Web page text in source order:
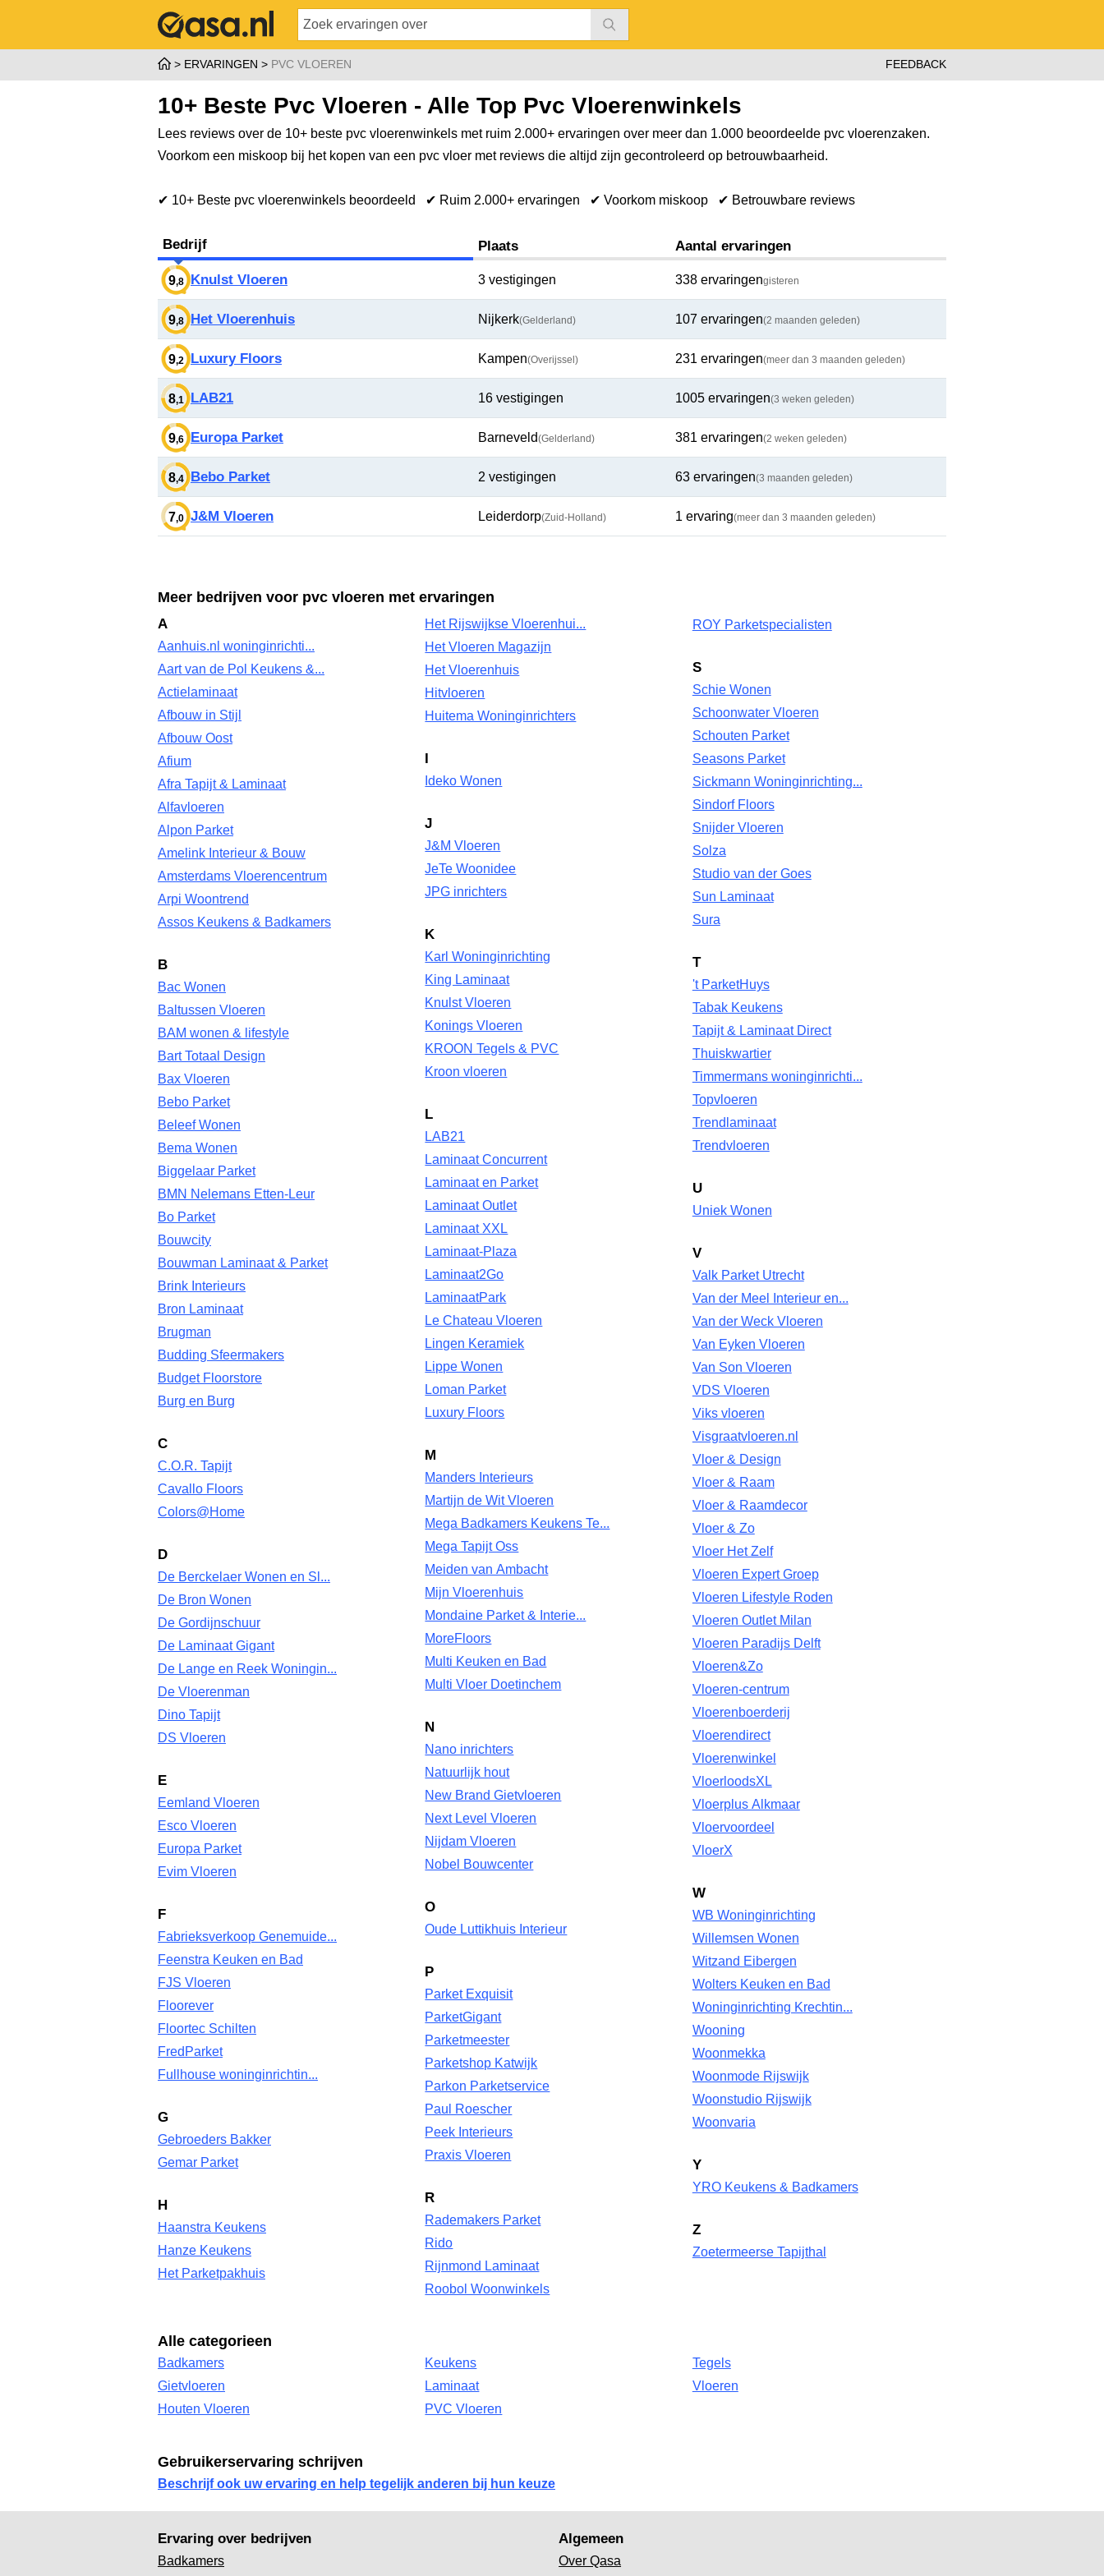
ERVARINGEN PVC VLOEREN FEEDBACK
10+ Beste Pvc Vloeren - Alle Top Pvc Vloerenwinkels
Lees reviews over de 10+ beste pvc vloerenwinkels met ruim 2.000+ ervaringen over meer dan 1.000 beoordeelde pvc vloerenzaken.
Voorkom een miskoop bij het kopen van een pvc vloer met reviews die altijd zijn gecontroleerd op betrouwbaarheid.
✔ 10+ Beste pvc vloerenwinkels beoordeeld ✔ Ruim 2.000+ ervaringen ✔ Voorkom miskoop ✔ Betrouwbare reviews
Bedrijf Plaats Aantal ervaringen
9,8 Knulst Vloeren 3 vestigingen 338 ervaringengisteren
9,8 Het Vloerenhuis Nijkerk(Gelderland) 107 ervaringen(2 maanden geleden)
9,2 Luxury Floors Kampen(Overijssel) 231 ervaringen(meer dan 3 maanden geleden)
8,1 LAB21 16 vestigingen 1005 ervaringen(3 weken geleden)
9,6 Europa Parket Barneveld(Gelderland) 381 ervaringen(2 weken geleden)
8,4 Bebo Parket 2 vestigingen 63 ervaringen(3 maanden geleden)
7,0 J&M Vloeren Leiderdorp(Zuid-Holland) 1 ervaring(meer dan 3 maanden geleden)
Meer bedrijven voor pvc vloeren met ervaringen
A
Aanhuis.nl woninginrichti...
Aart van de Pol Keukens &...
Actielaminaat
Afbouw in Stijl
Afbouw Oost
Afium
Afra Tapijt & Laminaat
Alfavloeren
Alpon Parket
Amelink Interieur & Bouw
Amsterdams Vloerencentrum
Arpi Woontrend
Assos Keukens & Badkamers
B
Bac Wonen
Baltussen Vloeren
BAM wonen & lifestyle
Bart Totaal Design
Bax Vloeren
Bebo Parket
Beleef Wonen
Bema Wonen
Biggelaar Parket
BMN Nelemans Etten-Leur
Bo Parket
Bouwcity
Bouwman Laminaat & Parket
Brink Interieurs
Bron Laminaat
Brugman
Budding Sfeermakers
Budget Floorstore
Burg en Burg
C
C.O.R. Tapijt
Cavallo Floors
Colors@Home
D
De Berckelaer Wonen en Sl...
De Bron Wonen
De Gordijnschuur
De Laminaat Gigant
De Lange en Reek Woningin...
De Vloerenman
Dino Tapijt
DS Vloeren
E
Eemland Vloeren
Esco Vloeren
Europa Parket
Evim Vloeren
F
Fabrieksverkoop Genemuide...
Feenstra Keuken en Bad
FJS Vloeren
Floorever
Floortec Schilten
FredParket
Fullhouse woninginrichtin...
G
Gebroeders Bakker
Gemar Parket
H
Haanstra Keukens
Hanze Keukens
Het Parketpakhuis
Het Rijswijkse Vloerenhui...
Het Vloeren Magazijn
Het Vloerenhuis
Hitvloeren
Huitema Woninginrichters
I
Ideko Wonen
J
J&M Vloeren
JeTe Woonidee
JPG inrichters
K
Karl Woninginrichting
King Laminaat
Knulst Vloeren
Konings Vloeren
KROON Tegels & PVC
Kroon vloeren
L
LAB21
Laminaat Concurrent
Laminaat en Parket
Laminaat Outlet
Laminaat XXL
Laminaat-Plaza
Laminaat2Go
LaminaatPark
Le Chateau Vloeren
Lingen Keramiek
Lippe Wonen
Loman Parket
Luxury Floors
M
Manders Interieurs
Martijn de Wit Vloeren
Mega Badkamers Keukens Te...
Mega Tapijt Oss
Meiden van Ambacht
Mijn Vloerenhuis
Mondaine Parket & Interie...
MoreFloors
Multi Keuken en Bad
Multi Vloer Doetinchem
N
Nano inrichters
Natuurlijk hout
New Brand Gietvloeren
Next Level Vloeren
Nijdam Vloeren
Nobel Bouwcenter
O
Oude Luttikhuis Interieur
P
Parket Exquisit
ParketGigant
Parketmeester
Parketshop Katwijk
Parkon Parketservice
Paul Roescher
Peek Interieurs
Praxis Vloeren
R
Rademakers Parket
Rido
Rijnmond Laminaat
Roobol Woonwinkels
ROY Parketspecialisten
S
Schie Wonen
Schoonwater Vloeren
Schouten Parket
Seasons Parket
Sickmann Woninginrichting...
Sindorf Floors
Snijder Vloeren
Solza
Studio van der Goes
Sun Laminaat
Sura
T
't ParketHuys
Tabak Keukens
Tapijt & Laminaat Direct
Thuiskwartier
Timmermans woninginrichti...
Topvloeren
Trendlaminaat
Trendvloeren
U
Uniek Wonen
V
Valk Parket Utrecht
Van der Meel Interieur en...
Van der Weck Vloeren
Van Eyken Vloeren
Van Son Vloeren
VDS Vloeren
Viks vloeren
Visgraatvloeren.nl
Vloer & Design
Vloer & Raam
Vloer & Raamdecor
Vloer & Zo
Vloer Het Zelf
Vloeren Expert Groep
Vloeren Lifestyle Roden
Vloeren Outlet Milan
Vloeren Paradijs Delft
Vloeren&Zo
Vloeren-centrum
Vloerenboerderij
Vloerendirect
Vloerenwinkel
VloerloodsXL
Vloerplus Alkmaar
Vloervoordeel
VloerX
W
WB Woninginrichting
Willemsen Wonen
Witzand Eibergen
Wolters Keuken en Bad
Woninginrichting Krechtin...
Wooning
Woonmekka
Woonmode Rijswijk
Woonstudio Rijswijk
Woonvaria
Y
YRO Keukens & Badkamers
Z
Zoetermeerse Tapijthal
Alle categorieen
Badkamers
Gietvloeren
Houten Vloeren
Keukens
Laminaat
PVC Vloeren
Tegels
Vloeren
Gebruikerservaring schrijven
Beschrijf ook uw ervaring en help tegelijk anderen bij hun keuze
Ervaring over bedrijven
Badkamers
Algemeen
Over Qasa